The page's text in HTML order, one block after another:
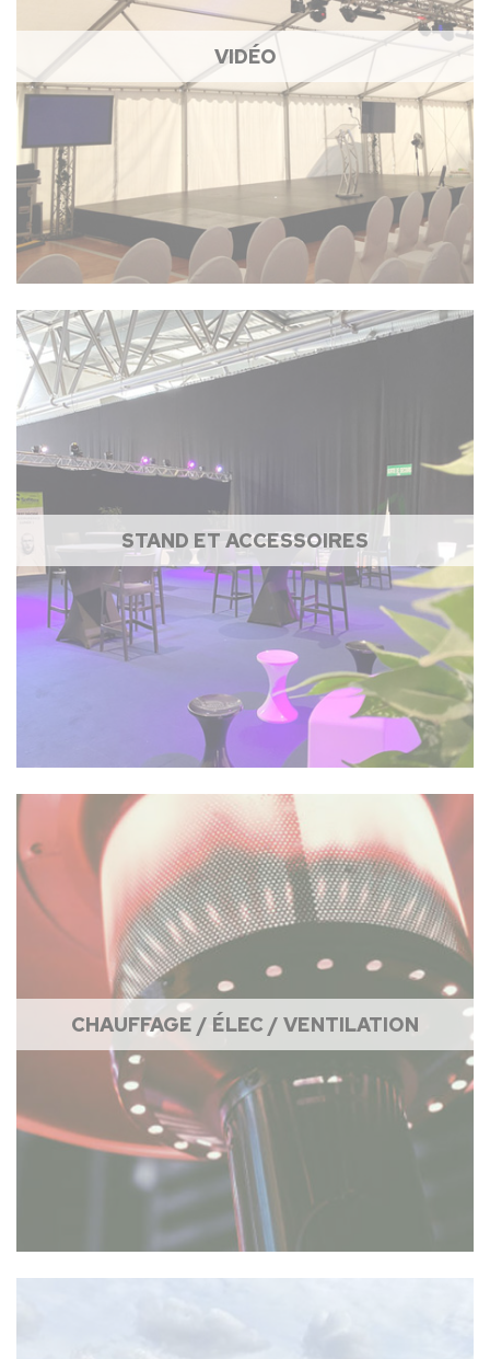
VIDÉO
STAND ET ACCESSOIRES
CHAUFFAGE / ÉLEC / VENTILATION